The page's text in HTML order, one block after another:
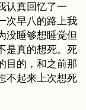
认真回忆了一
次早八的路上我
没睡够想睡觉但
是真的想死。死
目的，和之前那
不起来上次想死